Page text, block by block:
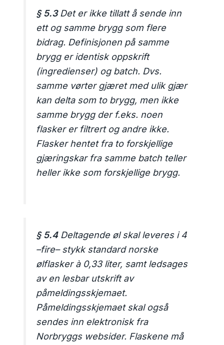
§ 5.3Det er ikke tillatt å sende inn
ett og samme brygg som flere
bidrag. Definisjonen på samme
brygg er identisk oppskrift
(ingredienser) og batch. Dvs.
samme vørter gjæret med ulik gjær
kan delta som to brygg, men ikke
samme brygg der f.eks. noen
flasker er filtrert og andre ikke.
Flasker hentet fra to forskjellige
gjæringskar fra samme batch teller
heller ikke som forskjellige brygg.
§ 5.4Deltagende øl skal leveres i 4
–fire– stykk standard norske
ølflasker à 0,33 liter, samt ledsages
av en lesbar utskrift av
påmeldingsskjemaet.
Påmeldingsskjemaet skal også
sendes inn elektronisk fra
Norbryggs websider. Flaskene må